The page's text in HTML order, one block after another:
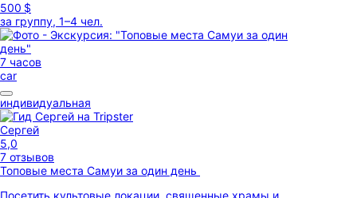
500 $
за группу, 1–4 чел.
7 часов
car
индивидуальная
Сергей
5,0
7 отзывов
Топовые места Самуи за один день
Посетить культовые локации, священные храмы и